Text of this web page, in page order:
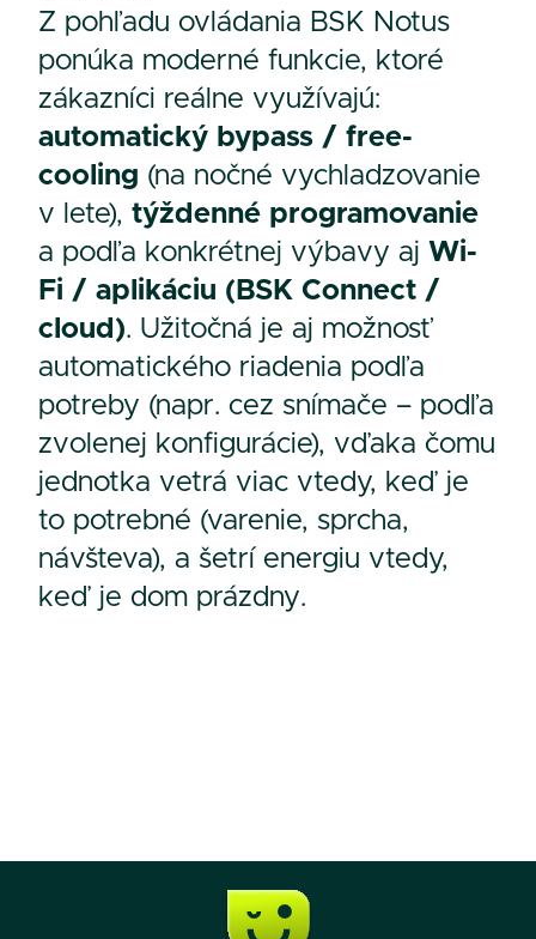
Z pohľadu ovládania BSK Notus
ponúka moderné funkcie, ktoré
zákazníci reálne využívajú:
automatický bypass / free-
cooling (na nočné vychladzovanie
v lete), týždenné programovanie
a podľa konkrétnej výbavy aj Wi-
Fi / aplikáciu (BSK Connect /
cloud). Užitočná je aj možnosť
automatického riadenia podľa
potreby (napr. cez snímače – podľa
zvolenej konfigurácie), vďaka čomu
jednotka vetrá viac vtedy, keď je
to potrebné (varenie, sprcha,
návšteva), a šetrí energiu vtedy,
keď je dom prázdny.